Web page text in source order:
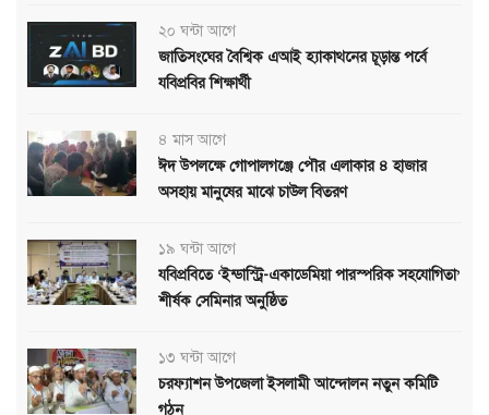
২০ ঘন্টা আগে
জাতিসংঘের বৈশ্বিক এআই হ্যাকাথনের চূড়ান্ত পর্বে
যবিপ্রবির শিক্ষার্থী
৪ মাস আগে
ঈদ উপলক্ষে গোপালগঞ্জে পৌর এলাকার ৪ হাজার
অসহায় মানুষের মাঝে চাউল বিতরণ
১৯ ঘন্টা আগে
যবিপ্রবিতে ‘ইন্ডাস্ট্রি-একাডেমিয়া পারস্পরিক সহযোগিতা’
শীর্ষক সেমিনার অনুষ্ঠিত
১৩ ঘন্টা আগে
চরফ্যাশন উপজেলা ইসলামী আন্দোলন নতুন কমিটি
গঠন